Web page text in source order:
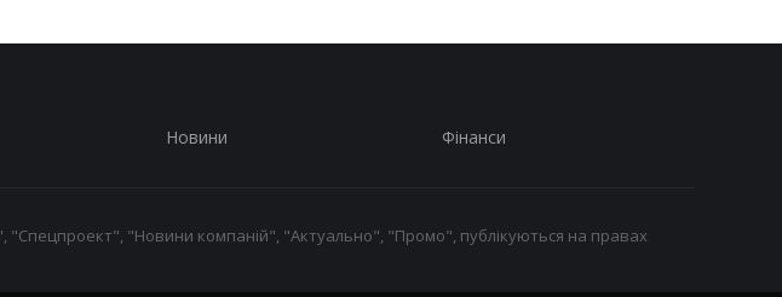
Новини Фінанси
"Спецпроект", "Новини компаній", "Актуально", "Промо", публікуються на правах